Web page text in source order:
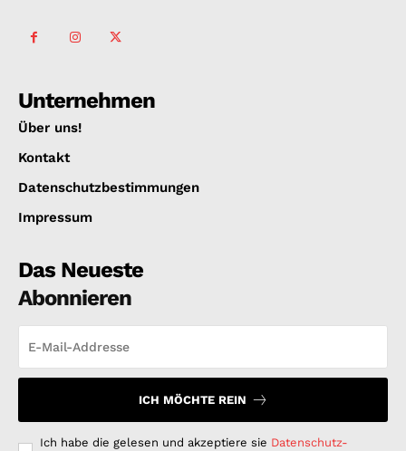
Unternehmen
Über uns!
Kontakt
Datenschutzbestimmungen
Impressum
Das Neueste
Abonnieren
ICH MÖCHTE REIN
Ich habe die gelesen und akzeptiere sie Datenschutz-